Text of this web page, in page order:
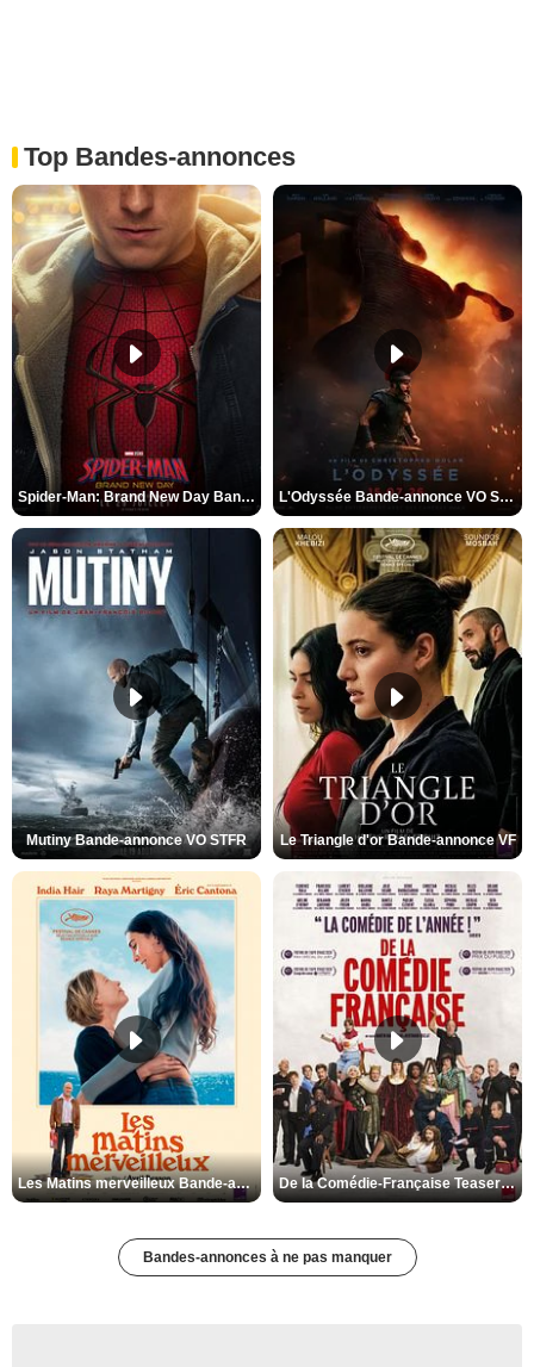
Top Bandes-annonces
Spider-Man: Brand New Day Bande-annonce VO STFR L'Odyssée Bande-annonce VO STFR
Mutiny Bande-annonce VO STFR Le Triangle d'or Bande-annonce VF
Les Matins merveilleux Bande-annonce VF De la Comédie-Française Teaser VF
Bandes-annonces à ne pas manquer